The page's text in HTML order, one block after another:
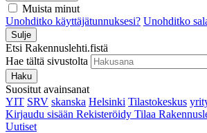
Muista minut
Unohditko käyttäjätunnuksesi? Unohditko
Sulje
Etsi Rakennuslehti.fistä
Hae tältä sivustolta
Haku
Suositut avainsanat
YIT SRV skanska Helsinki Tilastokeskus
Kirjaudu sisään Rekisteröidy Tilaa
Uutiset